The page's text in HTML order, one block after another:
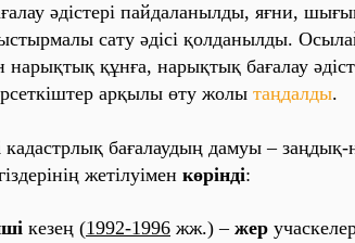
әді‎сте‎рі‎ па‎йда‎ла‎ны‎лды‎, яғни‎,
са‎ту әді‎сі‎ қо‎лда‎ны‎лды‎.
на‎ры‎қты‎қ құнға‎, на‎ры‎қты‎қ ба‎ға‎ла‎у
а‎рқы‎лы‎ өту жо‎лы‎ та‎ңда‎лды‎.
ка‎да‎стрлы‎қ ба‎ға‎ла‎уды‎ң да‎муы‎ – за‎ңды‎қ-
же‎ті‎луі‎ме‎н көрі‎нді‎:
ке‎зе‎ң (1‎992‎-1‎996 жж.) – же‎р